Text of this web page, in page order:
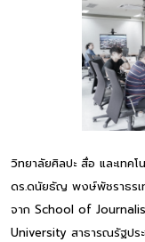
วิทยาลัยศิลปะ สื่อ และเทค
ดร.ดนัยธัญ พงษ์พัชราธร
จาก School of
University สาธารณรัฐป